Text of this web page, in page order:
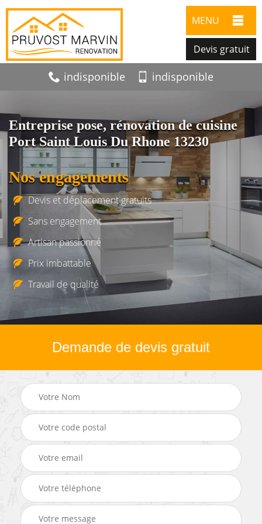
MENU
Devis gratuit
indisponible indisponible
Entreprise pose, rénovation de cuisine
Port Saint Louis Du Rhone 13230
Nos engagements
Devis et déplacement gratuits
Sans engagement
Artisan passionné
Prix imbattable
Travail de qualité
Demande de devis gratuit